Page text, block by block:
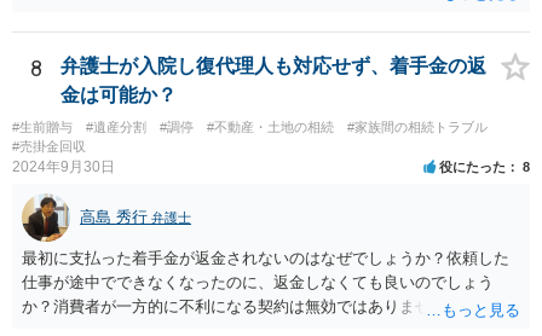
8
弁護士が入院し復代理人も対応せず、着手金の返
金は可能か？
#生前贈与 #遺産分割 #調停 #不動産・土地の相続
#家族間の相続トラブル
#売掛金回収
2024年9月30日 役にたった 8
高島 秀行 弁護士
最初に支払った着手金が返金されないのはなぜでしょうか？依頼した
仕事が途中でできなくなったのに、返金しなくても良いのでしょう
か？消費者が一方的に不利になる契約は無効ではありませんか？